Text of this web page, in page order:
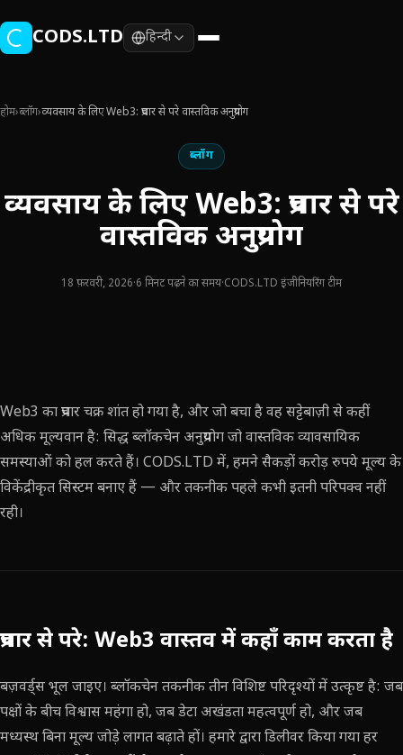
CODS.LTD हिन्दी
होम›ब्लॉग›व्यवसाय के लिए Web3: प्रचार से परे वास्तविक अनुप्रयोग
ब्लॉग
व्यवसाय के लिए Web3: प्रचार से परे
वास्तविक अनुप्रयोग
18 फ़रवरी, 2026·6 मिनट पढ़ने का समय·CODS.LTD इंजीनियरिंग टीम
Web3 का प्रचार चक्र शांत हो गया है, और जो बचा है वह सट्टेबाज़ी से कहीं
अधिक मूल्यवान है: सिद्ध ब्लॉकचेन अनुप्रयोग जो वास्तविक व्यावसायिक
समस्याओं को हल करते हैं। CODS.LTD में, हमने सैकड़ों करोड़ रुपये मूल्य के
विकेंद्रीकृत सिस्टम बनाए हैं — और तकनीक पहले कभी इतनी परिपक्व नहीं
रही।
प्रचार से परे: Web3 वास्तव में कहाँ काम करता है
बज़वर्ड्स भूल जाइए। ब्लॉकचेन तकनीक तीन विशिष्ट परिदृश्यों में उत्कृष्ट है: जब
पक्षों के बीच विश्वास महंगा हो, जब डेटा अखंडता महत्वपूर्ण हो, और जब
मध्यस्थ बिना मूल्य जोड़े लागत बढ़ाते हों। हमारे द्वारा डिलीवर किया गया हर